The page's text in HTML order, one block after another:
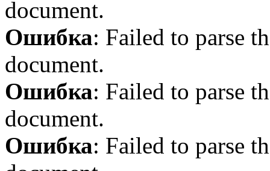
document.
Ошибка: Failed to parse
document.
Ошибка: Failed to parse
document.
Ошибка: Failed to parse